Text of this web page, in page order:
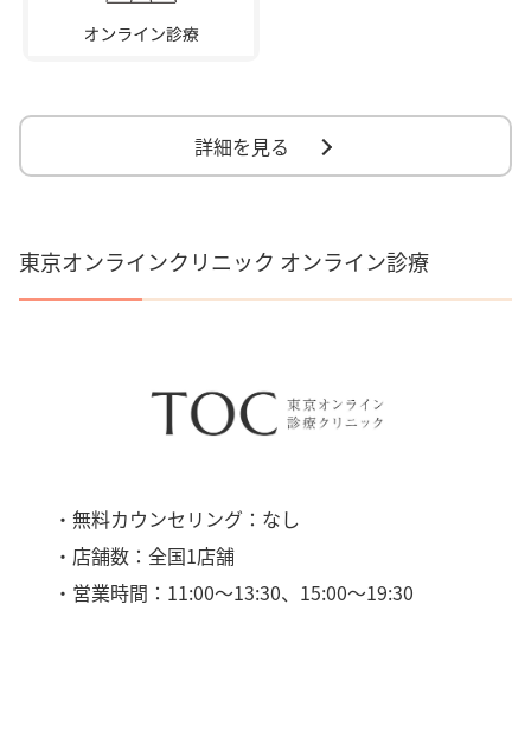
詳細を見る
東京オンラインクリニック オンライン診療
・無料カウンセリング：なし
・店舗数：全国1店舗
・営業時間：11:00〜13:30、15:00〜19:30